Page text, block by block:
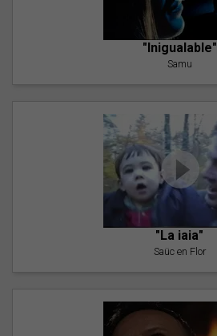
"Inigualable"
Samu
"La iaia"
Saüc en Flor